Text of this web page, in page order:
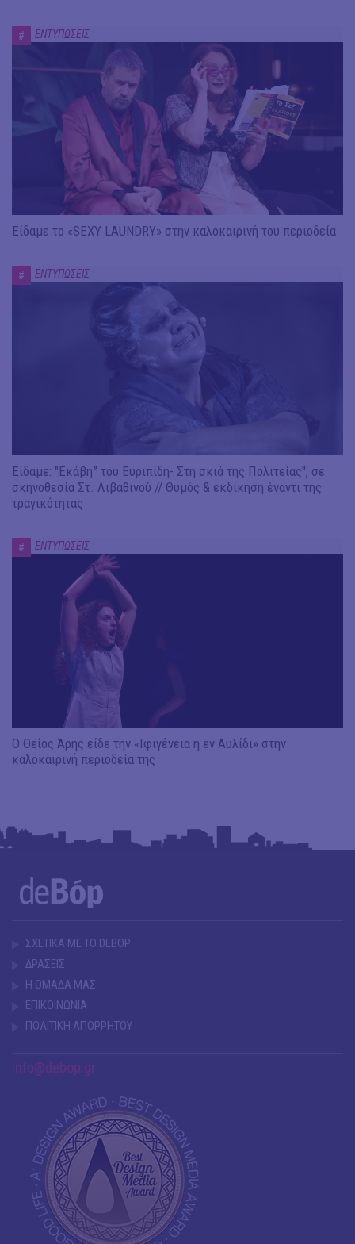
# ΕΝΤΥΠΩΣΕΙΣ
Είδαμε το «SEXY LAUNDRY» στην καλοκαιρινή του περιοδεία
# ΕΝΤΥΠΩΣΕΙΣ
Είδαμε: "Εκάβη” του Ευριπίδη- Στη σκιά της Πολιτείας", σε
σκηνοθεσία Στ. Λιβαθινού // Θυμός & εκδίκηση έναντι της
τραγικότητας
# ΕΝΤΥΠΩΣΕΙΣ
Ο Θείος Άρης είδε την «Ιφιγένεια η εν Αυλίδι» στην
καλοκαιρινή περιοδεία της
ΣΧΕΤΙΚΑ ΜΕ ΤΟ DEBOP
ΔΡΑΣΕΙΣ
Η ΟΜΑΔΑ ΜΑΣ
ΕΠΙΚΟΙΝΩΝΙΑ
ΠΟΛΙΤΙΚΗ ΑΠΟΡΡΗΤΟΥ
info@debop.gr